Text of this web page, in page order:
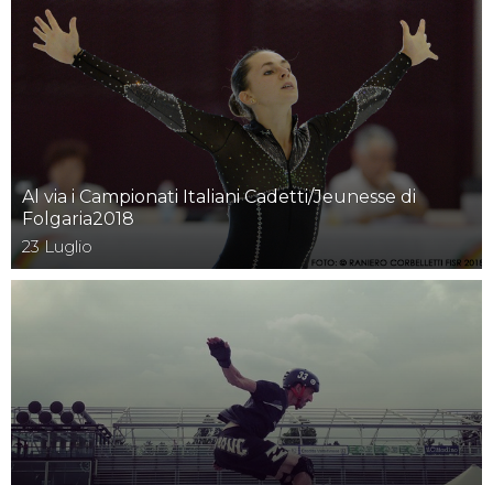
Al via i Campionati Italiani Cadetti/Jeunesse di
Folgaria2018
23 Luglio